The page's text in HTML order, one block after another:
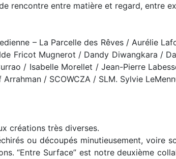
rencontre entre matière et regard, entre
– La Parcelle des Rêves / Aurélie
Fricot Mugnerot / Dandy Diwangkara /
/ Isabelle Morellet / Jean-Pierre
/ SCOWCZA / SLM. Sylvie
créations très diverses.
ou découpés minutieusement, voire
“Entre Surface” est notre deuxième